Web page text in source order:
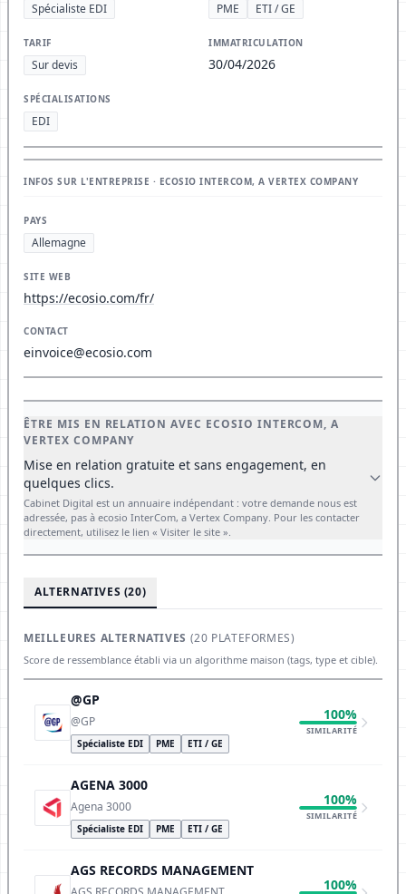
Spécialiste EDI PME ETI / GE
TARIF
Sur devis
IMMATRICULATION
30/04/2026
SPÉCIALISATIONS
EDI
INFOS SUR L'ENTREPRISE · ECOSIO INTERCOM, A VERTEX COMPANY
PAYS
Allemagne
SITE WEB
https://ecosio.com/fr/
CONTACT
einvoice@ecosio.com
ÊTRE MIS EN RELATION AVEC ECOSIO INTERCOM, A
VERTEX COMPANY
Mise en relation gratuite et sans engagement, en
quelques clics.
Cabinet Digital est un annuaire indépendant : votre demande nous est
adressée, pas à ecosio InterCom, a Vertex Company. Pour les contacter
directement, utilisez le lien « Visiter le site ».
ALTERNATIVES (20)
MEILLEURES ALTERNATIVES (20 PLATEFORMES)
Score de ressemblance établi via un algorithme maison (tags, type et cible).
@GP
@GP
Spécialiste EDI PME ETI / GE
100%
SIMILARITÉ
AGENA 3000
Agena 3000
Spécialiste EDI PME ETI / GE
100%
SIMILARITÉ
AGS RECORDS MANAGEMENT
100%